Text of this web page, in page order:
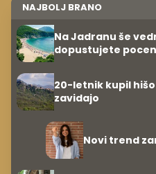
NAJBOLJ BRANO
Na Jadranu še
dopustujete
20-letnik kupil
zavidajo
Novi trend